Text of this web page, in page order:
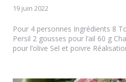
19 juin 2022
Pour 4 personnes Ingrédients 8
Persil 2 gousses pour l’ail 60 g
pour l’olive Sel et poivre